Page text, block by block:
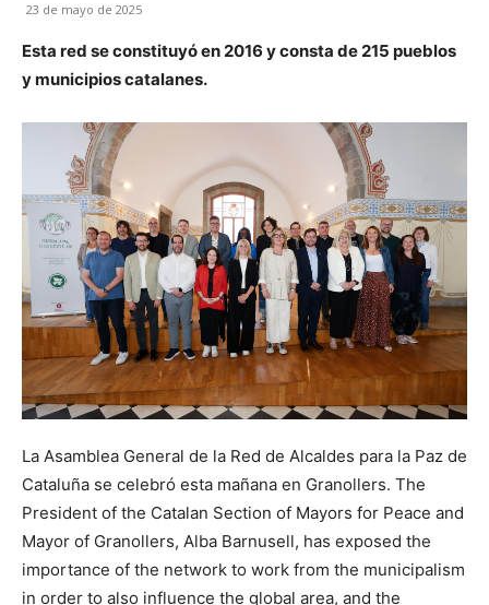
23 de mayo de 2025
Esta red se constituyó en 2016 y consta de 215 pueblos
y municipios catalanes.
La Asamblea General de la Red de Alcaldes para la Paz de
Cataluña se celebró esta mañana en Granollers. The
President of the Catalan Section of Mayors for Peace and
Mayor of Granollers, Alba Barnusell, has exposed the
importance of the network to work from the municipalism
in order to also influence the global area, and the